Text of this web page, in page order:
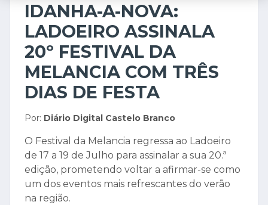
IDANHA-A-NOVA:
LADOEIRO ASSINALA
20º FESTIVAL DA
MELANCIA COM TRÊS
DIAS DE FESTA
Por: Diário Digital Castelo Branco
O Festival da Melancia regressa ao Ladoeiro
de 17 a 19 de Julho para assinalar a sua 20.ª
edição, prometendo voltar a afirmar-se como
um dos eventos mais refrescantes do verão
na região.